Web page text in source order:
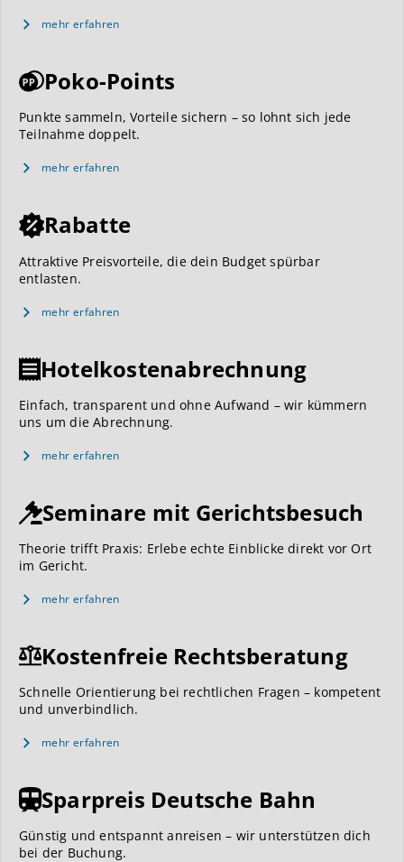
mehr erfahren
Poko-Points
Punkte sammeln, Vorteile sichern – so lohnt sich jede
Teilnahme doppelt.
mehr erfahren
Rabatte
Attraktive Preisvorteile, die dein Budget spürbar
entlasten.
mehr erfahren
Hotelkostenabrechnung
Einfach, transparent und ohne Aufwand – wir kümmern
uns um die Abrechnung.
mehr erfahren
Seminare mit Gerichtsbesuch
Theorie trifft Praxis: Erlebe echte Einblicke direkt vor Ort
im Gericht.
mehr erfahren
Kostenfreie Rechtsberatung
Schnelle Orientierung bei rechtlichen Fragen – kompetent
und unverbindlich.
mehr erfahren
Sparpreis Deutsche Bahn
Günstig und entspannt anreisen – wir unterstützen dich
bei der Buchung.